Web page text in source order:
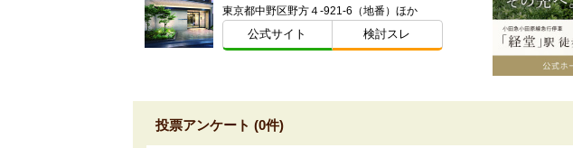
東京都中野区野方４-921-6（地番）ほか
公式サイト 検討スレ
投票アンケート (0件)